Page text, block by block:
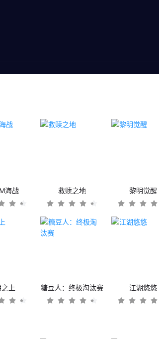
海战 救赎之地 黎明觉醒
上 糖豆人：终极淘汰赛 江湖悠悠